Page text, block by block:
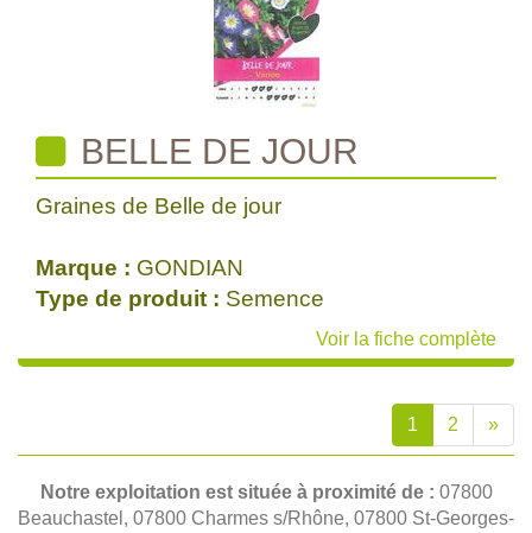
BELLE DE JOUR
Graines de Belle de jour
Marque : GONDIAN
Type de produit : Semence
Voir la fiche complète
1 2 »
Notre exploitation est située à proximité de : 07800
Beauchastel, 07800 Charmes s/Rhône, 07800 St-Georges-